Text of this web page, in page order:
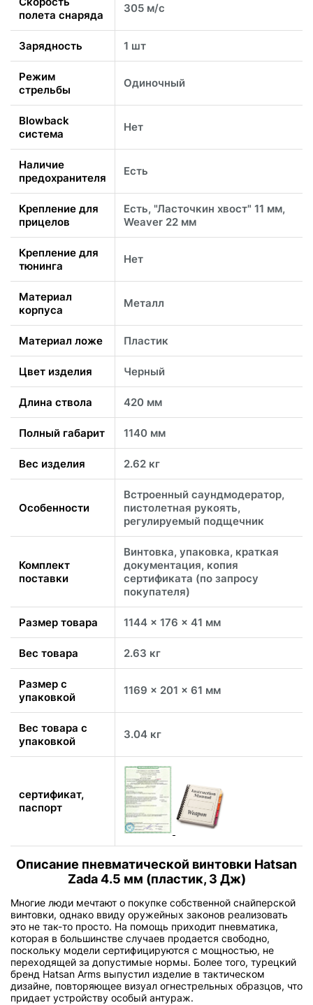
полета снаряда
305 м/с
Зарядность 1 шт
Режим
стрельбы
Одиночный
Blowback
система
Нет
Наличие
предохранителя
Есть
Крепление для
прицелов
Есть, "Ласточкин хвост" 11 мм,
Weaver 22 мм
Крепление для
тюнинга
Нет
Материал
корпуса
Металл
Материал ложе Пластик
Цвет изделия Черный
Длина ствола 420 мм
Полный габарит 1140 мм
Вес изделия 2.62 кг
Особенности
Встроенный саундмодератор,
пистолетная рукоять,
регулируемый подщечник
Комплект
поставки
Винтовка, упаковка, краткая
документация, копия
сертификата (по запросу
покупателя)
Размер товара 1144 x 176 x 41 мм
Вес товара 2.63 кг
Размер с
упаковкой
1169 x 201 x 61 мм
Вес товара с
упаковкой
3.04 кг
сертификат,
паспорт
Описание пневматической винтовки Hatsan
Zada 4.5 мм (пластик, 3 Дж)
Многие люди мечтают о покупке собственной снайперской
винтовки, однако ввиду оружейных законов реализовать
это не так-то просто. На помощь приходит пневматика,
которая в большинстве случаев продается свободно,
поскольку модели сертифицируются с мощностью, не
переходящей за допустимые нормы. Более того, турецкий
бренд Hatsan Arms выпустил изделие в тактическом
дизайне, повторяющее визуал огнестрельных образцов, что
придает устройству особый антураж.